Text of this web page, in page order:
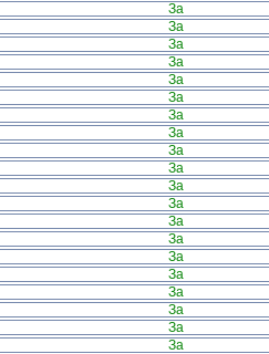
За
За
За
За
За
За
За
За
За
За
За
За
За
За
За
За
За
За
За
За